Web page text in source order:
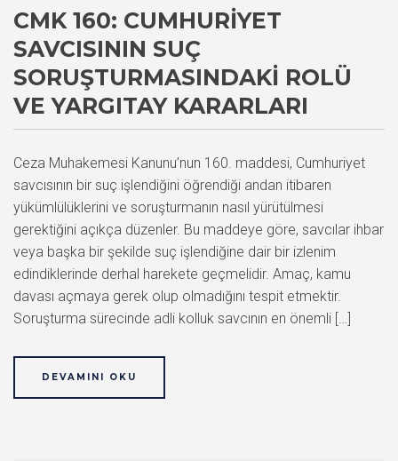
CMK 160: CUMHURIYET
SAVCISININ SUÇ
SORUŞTURMASINDAKI ROLÜ
VE YARGITAY KARARLARI
Ceza Muhakemesi Kanunu’nun 160. maddesi, Cumhuriyet
savcısının bir suç işlendiğini öğrendiği andan itibaren
yükümlülüklerini ve soruşturmanın nasıl yürütülmesi
gerektiğini açıkça düzenler. Bu maddeye göre, savcılar ihbar
veya başka bir şekilde suç işlendiğine dair bir izlenim
edindiklerinde derhal harekete geçmelidir. Amaç, kamu
davası açmaya gerek olup olmadığını tespit etmektir.
Soruşturma sürecinde adli kolluk savcının en önemli […]
DEVAMINI OKU